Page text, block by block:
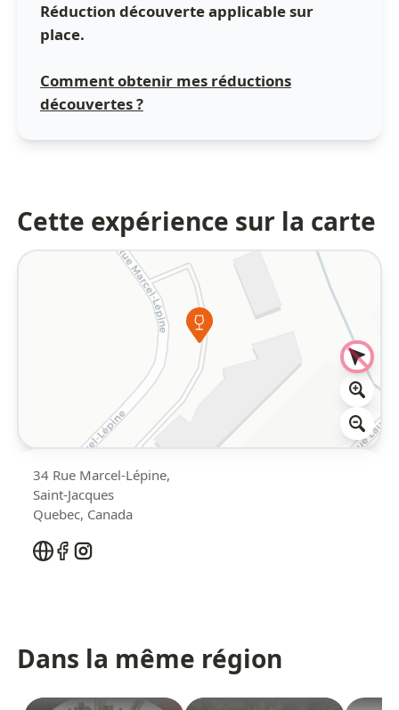
Réduction découverte applicable sur
place.
Comment obtenir mes réductions
découvertes ?
Cette expérience sur la carte
34 Rue Marcel-Lépine,
Saint-Jacques
Quebec, Canada
Dans la même région